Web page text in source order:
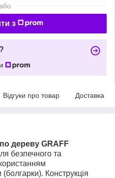
з
Відгуки про товар Доставка
дереву GRAFF
безпечного та
Конструкція